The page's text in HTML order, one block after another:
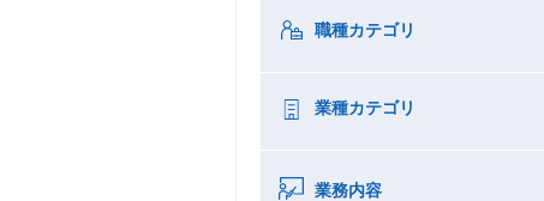
職種カテゴリ
業種カテゴリ
業務内容